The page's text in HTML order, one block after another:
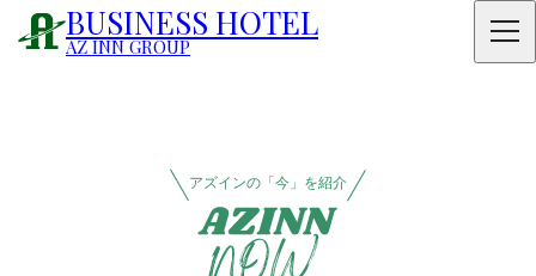
BUSINESS HOTEL
AZ INN GROUP
アズインの「今」を紹介